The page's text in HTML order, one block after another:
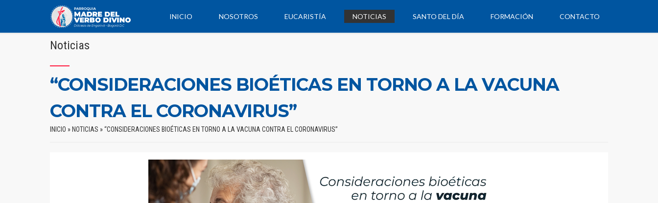
INICIO NOSOTROS EUCARISTÍA NOTICIAS SANTO DEL DÍA FORMACIÓN CONTACTO
Noticias
“CONSIDERACIONES BIOÉTICAS EN TORNO A LA VACUNA
CONTRA EL CORONAVIRUS”
INICIO » NOTICIAS »“CONSIDERACIONES BIOÉTICAS EN TORNO A LA VACUNA CONTRA EL CORONAVIRUS”